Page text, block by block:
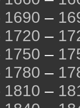
1690 –
1720 –
1750 –
1780 –
1810 –